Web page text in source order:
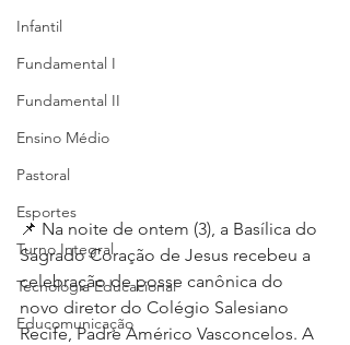
Infantil
Fundamental I
Fundamental II
Ensino Médio
Pastoral
Esportes
Turno Integral
Tecnologia Educacional
Educomunicação
📌 Na noite de ontem (3), a Basílica do
Sagrado Coração de Jesus recebeu a
celebração de posse canônica do
novo diretor do Colégio Salesiano
Recife, Padre Américo Vasconcelos. A